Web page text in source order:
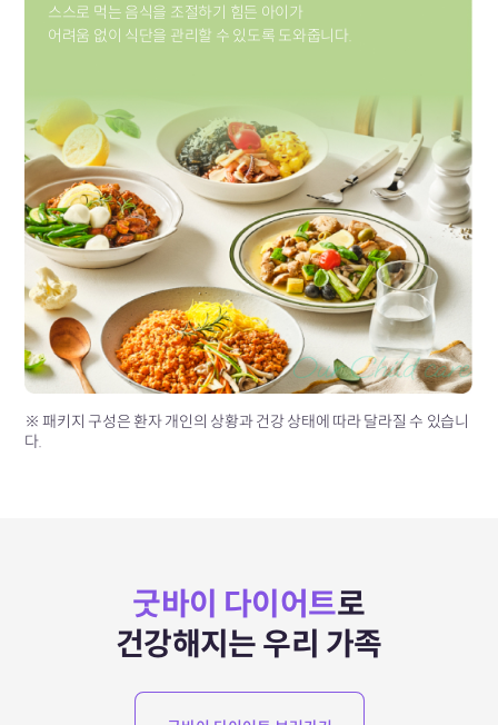
스스로 먹는 음식을 조절하기 힘든 아이가
어려움 없이 식단을 관리할 수 있도록 도와줍니다.
※ 패키지 구성은 환자 개인의 상황과 건강 상태에 따라 달라질 수 있습니
다.
굿바이 다이어트로
건강해지는 우리 가족